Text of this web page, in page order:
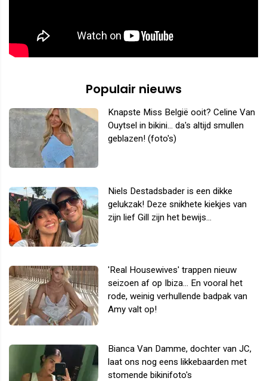
Populair nieuws
Knapste Miss België ooit? Celine Van
Ouytsel in bikini... da's altijd smullen
geblazen! (foto's)
Niels Destadsbader is een dikke
gelukzak! Deze snikhete kiekjes van
zijn lief Gill zijn het bewijs...
'Real Housewives' trappen nieuw
seizoen af op Ibiza... En vooral het
rode, weinig verhullende badpak van
Amy valt op!
Bianca Van Damme, dochter van JC,
laat ons nog eens likkebaarden met
stomende bikinifoto's